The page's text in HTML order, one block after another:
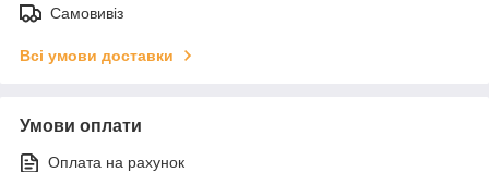
Самовивіз
Всі умови доставки
Умови оплати
Оплата на рахунок